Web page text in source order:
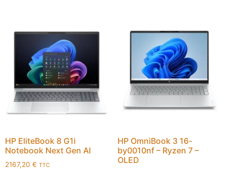
HP EliteBook 8 G1i
Notebook Next Gen AI
2167,20 € TTC
HP OmniBook 3 16-
by0010nf – Ryzen 7 –
OLED